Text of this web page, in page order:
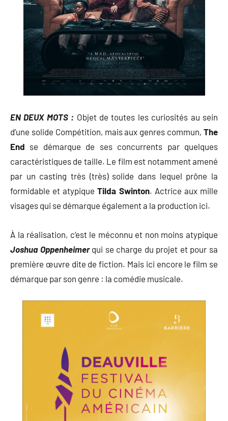
EN DEUX MOTS : Objet de toutes les curiosités au sein
d’une solide Compétition, mais aux genres commun, The
End se démarque de ses concurrents par quelques
caractéristiques de taille. Le film est notamment amené
par un casting très (très) solide dans lequel prône la
formidable et atypiqueTilda Swinton. Actrice aux mille
visages qui se démarque également a la production ici.
À la réalisation, c’est le méconnu et non moins atypique
Joshua Oppenheimer qui se charge du projet et pour sa
première œuvre dite de fiction. Mais ici encore le film se
démarque par son genre : la comédie musicale.